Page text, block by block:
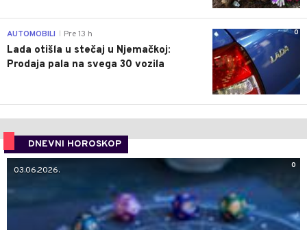
0
AUTOMOBILI Pre 13 h
Lada otišla u stečaj u Njemačkoj:
Prodaja pala na svega 30 vozila
DNEVNI HOROSKOP
0
03.06.2026.